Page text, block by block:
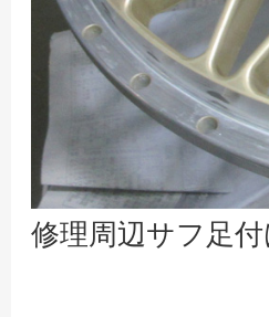
修理周辺サフ足